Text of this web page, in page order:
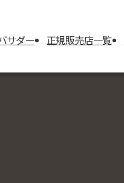
サダー 正規販売店一覧